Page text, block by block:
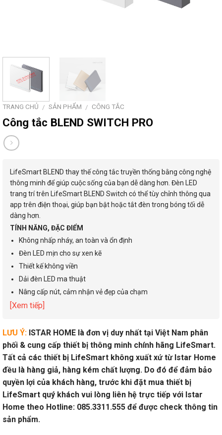
TRANG CHỦ / SẢN PHẨM / CÔNG TẮC
Công tắc BLEND SWITCH PRO
LifeSmart BLEND thay thế công tắc truyền thống bằng công nghệ
thông minh để giúp cuộc sống của bạn dễ dàng hơn. Đèn LED
trang trí trên LifeSmart BLEND Switch có thể tùy chỉnh thông qua
app trên điện thoại, giúp bạn bật hoặc tắt đèn trong bóng tối dễ
dàng hơn.
TÍNH NĂNG, ĐẶC ĐIỂM
Không nhấp nháy, an toàn và ổn định
Đèn LED mịn cho sự xen kẽ
Thiết kế không viền
Dải đèn LED ma thuật
Nâng cấp nút, cảm nhận vẻ đẹp của chạm
[Xem tiếp]
LƯU Ý: ISTAR HOME là đơn vị duy nhất tại Việt Nam phân
phối & cung cấp thiết bị thông minh chính hãng LifeSmart.
Tất cả các thiết bị LifeSmart không xuất xứ từ Istar Home
đều là hàng giả, hàng kém chất lượng. Do đó để đảm bảo
quyền lợi của khách hàng, trước khi đặt mua thiết bị
LifeSmart quý khách vui lòng liên hệ trực tiếp với Istar
Home theo Hotline: 085.3311.555 để được check thông tin
sản phẩm.